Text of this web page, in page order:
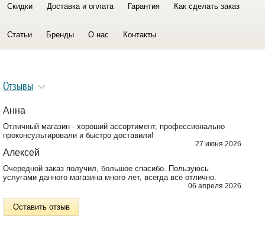
Скидки Доставка и оплата Гарантия Как сделать заказ
Статьи Бренды О нас Контакты
Отзывы
Анна
Отличный магазин - хороший ассортимент, профессионально
проконсультировали и быстро доставили!
27 июня 2026
Алексей
Очередной заказ получил, большое спасибо. Пользуюсь
услугами данного магазина много лет, всегда всё отлично.
06 апреля 2026
Оставить отзыв